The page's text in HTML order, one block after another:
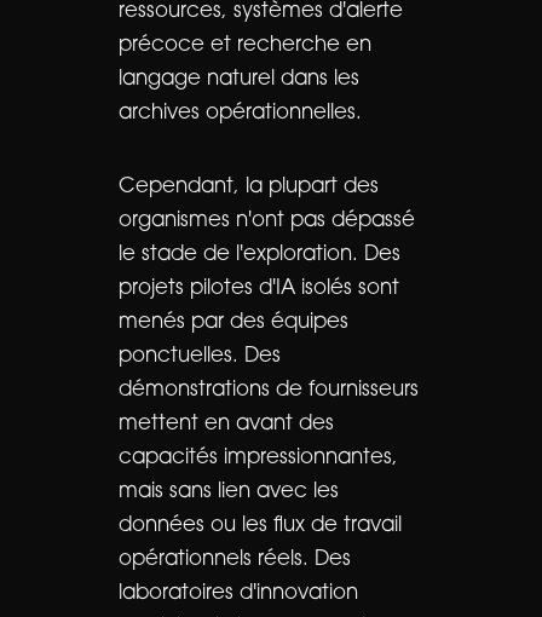
ressources, systèmes d'alerte
précoce et recherche en
langage naturel dans les
archives opérationnelles.
Cependant, la plupart des
organismes n'ont pas dépassé
le stade de l'exploration. Des
projets pilotes d'IA isolés sont
menés par des équipes
ponctuelles. Des
démonstrations de fournisseurs
mettent en avant des
capacités impressionnantes,
mais sans lien avec les
données ou les flux de travail
opérationnels réels. Des
laboratoires d'innovation